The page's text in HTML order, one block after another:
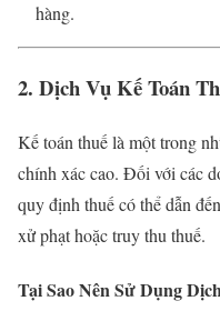
hàng.
2. Dịch Vụ Kế Toán
Kế toán thuế là một trong
chính xác cao. Đối với các
quy định thuế có thể dẫn
xử phạt hoặc truy thu thuế.
Tại Sao Nên Sử Dụng